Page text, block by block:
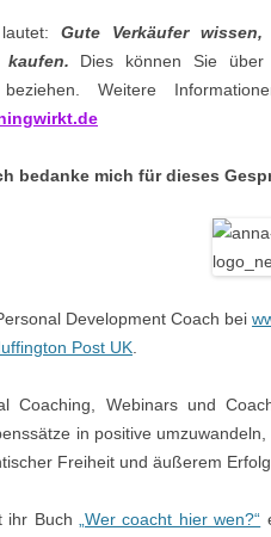
Gute Verkäufer
kaufen. Dies können Sie über
beziehen. Weitere
bedanke mich für dieses
Development Coach bei
Post UK
Coaching, Webinars und
in positive
Freiheit und äußerem
ihr Buch „Wer coacht hier wen?“